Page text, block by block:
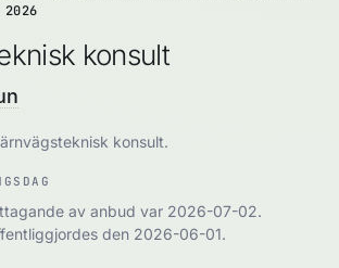
2026
konsult
konsult.
av anbud var 2026-07-02.
den 2026-06-01.